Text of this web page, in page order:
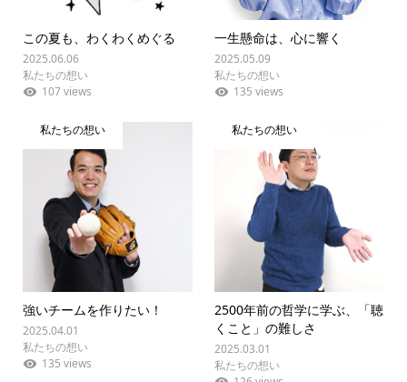
この夏も、わくわくめぐる
2025.06.06
私たちの想い
107 views
一生懸命は、心に響く
2025.05.09
私たちの想い
135 views
私たちの想い
強いチームを作りたい！
2025.04.01
私たちの想い
135 views
私たちの想い
2500年前の哲学に学ぶ、「聴
くこと」の難しさ
2025.03.01
私たちの想い